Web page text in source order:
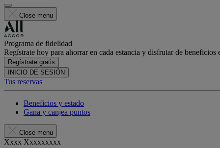
Close menu
Programa de fidelidad
Regístrate hoy para ahorrar en cada estancia y disfrutar de beneficios
Regístrate gratis
INICIO DE SESIÓN
Tus reservas
Beneficios y estado
Gana y canjea puntos
Close menu
Xxxx Xxxxxxxxx